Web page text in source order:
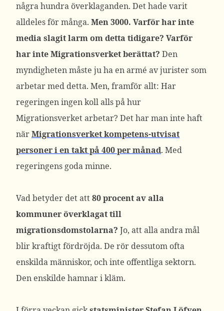
några hundra överklaganden. Det hade varit
alldeles för många. Men 3000. Varför har inte
media slagit larm om detta tidigare? Varför
har inte Migrationsverket berättat? Den
myndigheten måste ju ha en armé av jurister som
arbetar med detta. Men, framför allt: Har
regeringen ingen koll alls på hur
Migrationsverket arbetar? Det har man inte haft
närMigrationsverket kompetens-utvisat
personer i en takt på 400 per månad. Med
regeringens goda minne.
Vad betyder det att80 procent av alla
kommuner överklagat till
migrationsdomstolarna? Jo, att alla andra mål
blir kraftigt fördröjda. De rör dessutom ofta
enskilda människor, och inte offentliga sektorn.
Den enskilde hamnar i kläm.